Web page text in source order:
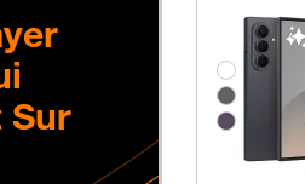
Sur
Groupe